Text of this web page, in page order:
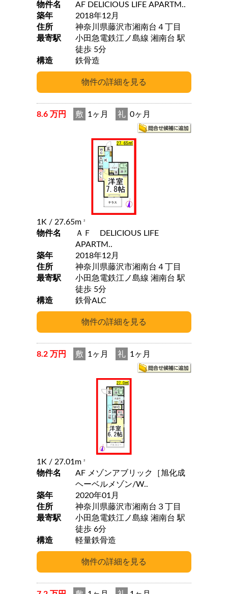
物件名
AF DELICIOUS LIFE APARTM..
築年
2018年12月
住所
神奈川県藤沢市湘南台４丁目
最寄駅
小田急電鉄江ノ島線 湘南台 駅
徒歩 5分
構造
鉄骨造
8.6 万円 敷 1ヶ月 礼 0ヶ月
1K / 27.65m 2
物件名
ＡＦ DELICIOUS LIFE
APARTM..
築年
2018年12月
住所
神奈川県藤沢市湘南台４丁目
最寄駅
小田急電鉄江ノ島線 湘南台 駅
徒歩 5分
構造
鉄骨ALC
8.2 万円 敷 1ヶ月 礼 1ヶ月
1K / 27.01m 2
物件名
AF メゾンアブリック［旭化成
ヘーベルメゾン/W..
築年
2020年01月
住所
神奈川県藤沢市湘南台３丁目
最寄駅
小田急電鉄江ノ島線 湘南台 駅
徒歩 6分
構造
軽量鉄骨造